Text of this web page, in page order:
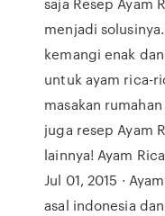
menjadi
kemangi enak
untuk ayam rica-
masakan
juga resep Ayam
lainnya! Ayam
Jul 01, 2015 ·
asal indonesia